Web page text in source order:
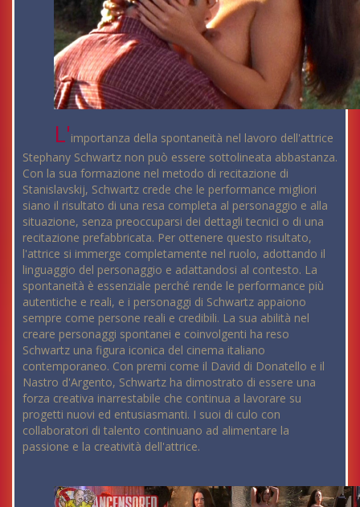
L'importanza della spontaneità nel lavoro dell'attrice
Stephany Schwartz non può essere sottolineata abbastanza.
Con la sua formazione nel metodo di recitazione di
Stanislavskij, Schwartz crede che le performance migliori
siano il risultato di una resa completa al personaggio e alla
situazione, senza preoccuparsi dei dettagli tecnici o di una
recitazione prefabbricata. Per ottenere questo risultato,
l'attrice si immerge completamente nel ruolo, adottando il
linguaggio del personaggio e adattandosi al contesto. La
spontaneità è essenziale perché rende le performance più
autentiche e reali, e i personaggi di Schwartz appaiono
sempre come persone reali e credibili. La sua abilità nel
creare personaggi spontanei e coinvolgenti ha reso
Schwartz una figura iconica del cinema italiano
contemporaneo. Con premi come il David di Donatello e il
Nastro d'Argento, Schwartz ha dimostrato di essere una
forza creativa inarrestabile che continua a lavorare su
progetti nuovi ed entusiasmanti. I suoi di culo con
collaboratori di talento continuano ad alimentare la
passione e la creatività dell'attrice.